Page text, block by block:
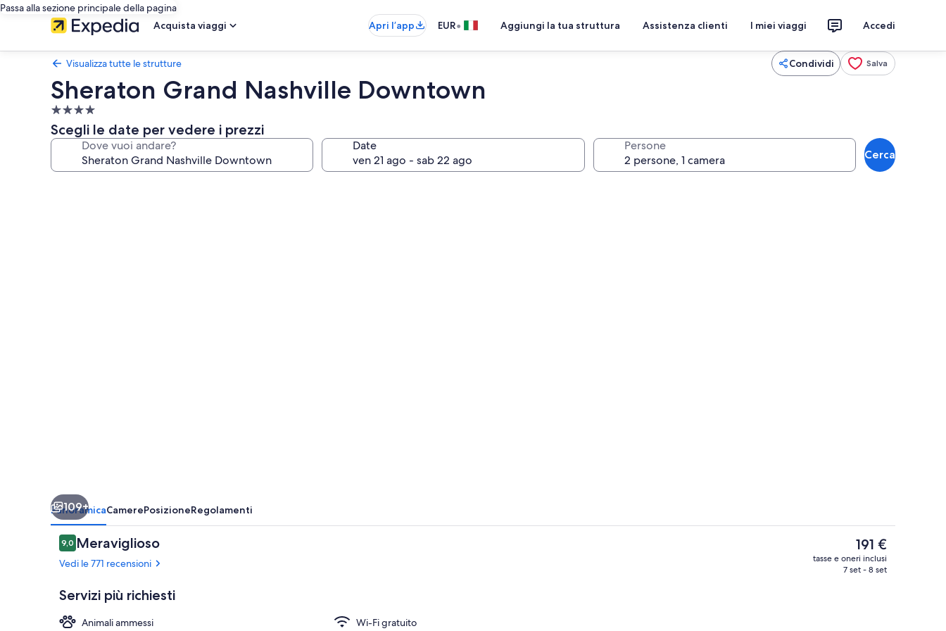
Passa alla sezione principale della pagina
Acquista viaggi
Apri l’app EUR• Aggiungi la tua struttura Assistenza clienti I miei viaggi Accedi
Visualizza tutte le strutture Condividi Salva
Sheraton Grand Nashville Downtown
Struttura
a
4.0
Scegli le date per vedere i prezzi
Dove vuoi andare? Date Persone
Cerca
109+
PanoramicaCamerePosizioneRegolamenti
Recensioni
9,09,0 su 10
Meraviglioso
Vedi le 771 recensioni
Servizi più richiesti
Animali ammessi
Wi-Fi gratuito
Il
prezzo
attuale
191 €
tasse e oneri inclusi
7 set - 8 set